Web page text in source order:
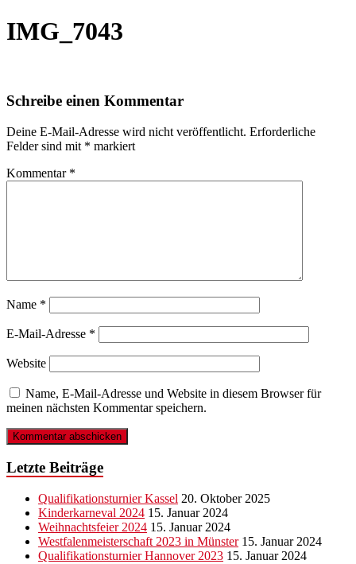
IMG_7043
Schreibe einen Kommentar
Deine E-Mail-Adresse wird nicht veröffentlicht. Erforderliche
Felder sind mit * markiert
Kommentar *
Name *
E-Mail-Adresse *
Website
Name, E-Mail-Adresse und Website in diesem Browser für
meinen nächsten Kommentar speichern.
Letzte Beiträge
Qualifikationsturnier Kassel 20. Oktober 2025
Kinderkarneval 2024 15. Januar 2024
Weihnachtsfeier 2024 15. Januar 2024
Westfalenmeisterschaft 2023 in Münster 15. Januar 2024
Qualifikationsturnier Hannover 2023 15. Januar 2024